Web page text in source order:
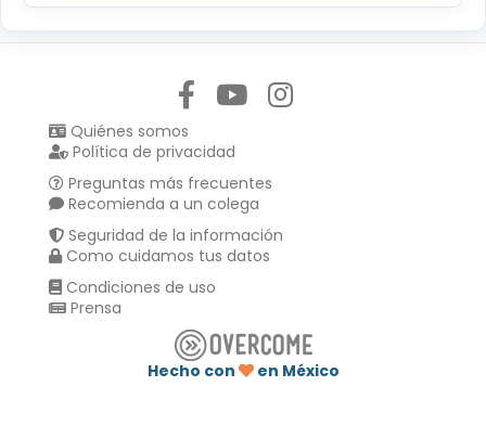
Quiénes somos
Política de privacidad
Preguntas más frecuentes
Recomienda a un colega
Seguridad de la información
Como cuidamos tus datos
Condiciones de uso
Prensa
Hecho con
en México